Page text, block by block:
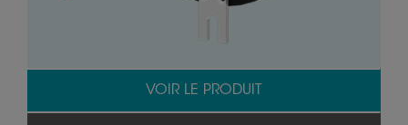
VOIR LE PRODUIT